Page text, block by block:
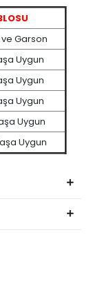
Garson
Uygun
Uygun
Uygun
Uygun
Uygun